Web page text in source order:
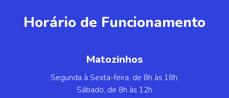
Horário de Funcionamento
Matozinhos
Segunda à Sexta-feira, de 8h às 18h,
Sábado, de 8h às 12h